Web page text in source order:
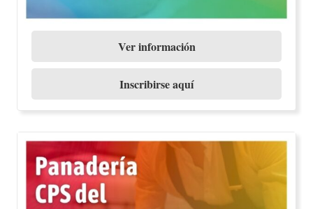
Ver información
Inscribirse aquí